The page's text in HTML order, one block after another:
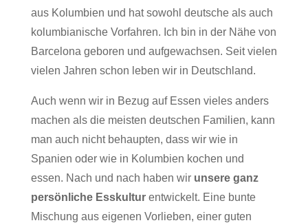
aus Kolumbien und hat sowohl deutsche als auch
kolumbianische Vorfahren. Ich bin in der Nähe von
Barcelona geboren und aufgewachsen. Seit vielen
vielen Jahren schon leben wir in Deutschland.
Auch wenn wir in Bezug auf Essen vieles anders
machen als die meisten deutschen Familien, kann
man auch nicht behaupten, dass wir wie in
Spanien oder wie in Kolumbien kochen und
essen. Nach und nach haben wir unsere ganz
persönliche Esskulturentwickelt. Eine bunte
Mischung aus eigenen Vorlieben, einer guten